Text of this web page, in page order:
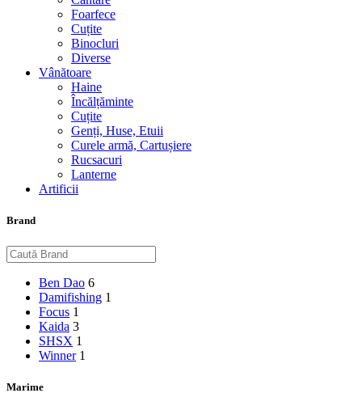
Foarfece
Cuțite
Binocluri
Diverse
Vânătoare
Haine
Încălțăminte
Cuțite
Genți, Huse, Etuii
Curele armă, Cartușiere
Rucsacuri
Lanterne
Artificii
Brand
Ben Dao 6
Damifishing 1
Focus 1
Kaida 3
SHSX 1
Winner 1
Marime